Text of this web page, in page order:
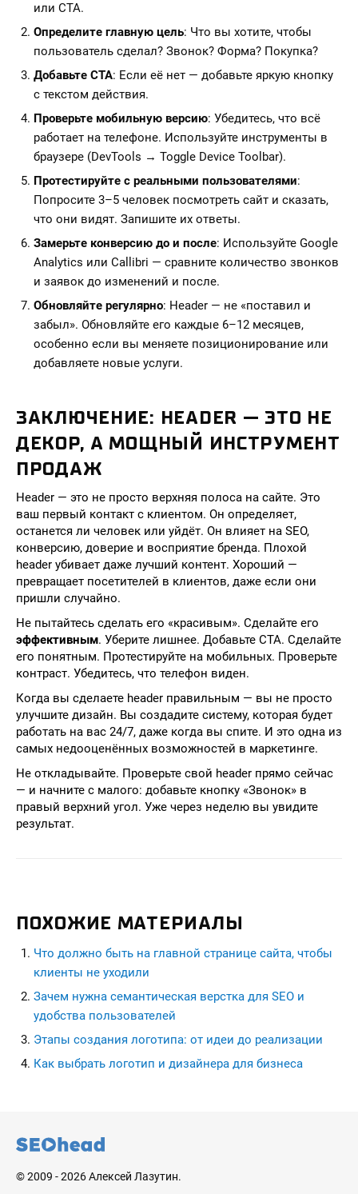
или CTA.
Определите главную цель: Что вы хотите, чтобы
пользователь сделал? Звонок? Форма? Покупка?
Добавьте CTA: Если её нет — добавьте яркую кнопку
с текстом действия.
Проверьте мобильную версию: Убедитесь, что всё
работает на телефоне. Используйте инструменты в
браузере (DevTools → Toggle Device Toolbar).
Протестируйте с реальными пользователями:
Попросите 3–5 человек посмотреть сайт и сказать,
что они видят. Запишите их ответы.
Замерьте конверсию до и после: Используйте Google
Analytics или Callibri — сравните количество звонков
и заявок до изменений и после.
Обновляйте регулярно: Header — не «поставил и
забыл». Обновляйте его каждые 6–12 месяцев,
особенно если вы меняете позиционирование или
добавляете новые услуги.
ЗАКЛЮЧЕНИЕ: HEADER — ЭТО НЕ
ДЕКОР, А МОЩНЫЙ ИНСТРУМЕНТ
ПРОДАЖ
Header — это не просто верхняя полоса на сайте. Это
ваш первый контакт с клиентом. Он определяет,
останется ли человек или уйдёт. Он влияет на SEO,
конверсию, доверие и восприятие бренда. Плохой
header убивает даже лучший контент. Хороший —
превращает посетителей в клиентов, даже если они
пришли случайно.
Не пытайтесь сделать его «красивым». Сделайте его
эффективным. Уберите лишнее. Добавьте CTA. Сделайте
его понятным. Протестируйте на мобильных. Проверьте
контраст. Убедитесь, что телефон виден.
Когда вы сделаете header правильным — вы не просто
улучшите дизайн. Вы создадите систему, которая будет
работать на вас 24/7, даже когда вы спите. И это одна из
самых недооценённых возможностей в маркетинге.
Не откладывайте. Проверьте свой header прямо сейчас
— и начните с малого: добавьте кнопку «Звонок» в
правый верхний угол. Уже через неделю вы увидите
результат.
ПОХОЖИЕ МАТЕРИАЛЫ
Что должно быть на главной странице сайта, чтобы
клиенты не уходили
Зачем нужна семантическая верстка для SEO и
удобства пользователей
Этапы создания логотипа: от идеи до реализации
Как выбрать логотип и дизайнера для бизнеса
© 2009 - 2026 Алексей Лазутин.